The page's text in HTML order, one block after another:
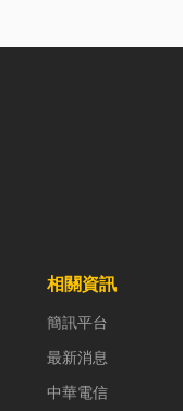
相關資訊
簡訊平台
最新消息
中華電信